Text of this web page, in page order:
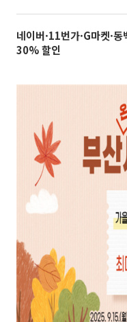
네이버·11번가·G마켓·
30% 할인